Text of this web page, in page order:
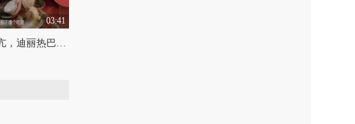
03:41
是真吃货还是甲亢，迪丽热巴的吃货人设比baby的假脸还尴尬！